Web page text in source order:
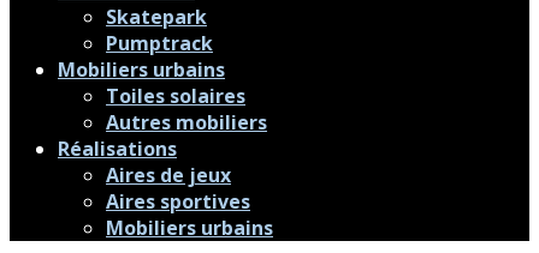
Skatepark
Pumptrack
Mobiliers urbains
Toiles solaires
Autres mobiliers
Réalisations
Aires de jeux
Aires sportives
Mobiliers urbains